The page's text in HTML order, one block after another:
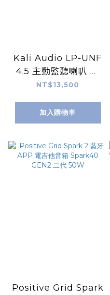
Kali Audio LP-UNF
4.5 主動監聽喇叭 黑
色
NT$13,500
加入購物車
Positive Grid Spark